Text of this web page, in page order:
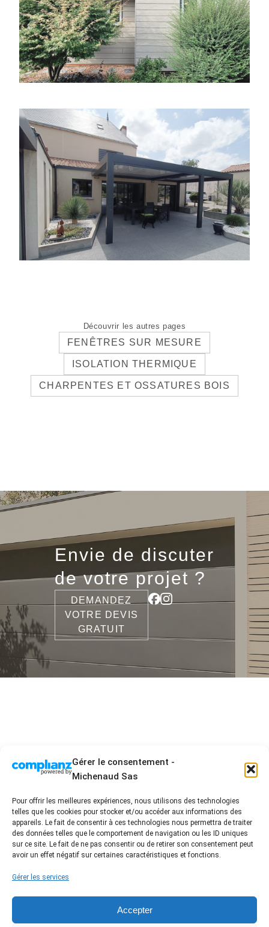
Gérer le consentement -
Michenaud Sas
Pour offrir les meilleures expériences, nous utilisons des technologies
telles que les cookies pour stocker et/ou accéder aux informations des
appareils. Le fait de consentir à ces technologies nous permettra de traiter
des données telles que le comportement de navigation ou les ID uniques
sur ce site. Le fait de ne pas consentir ou de retirer son consentement peut
avoir un effet négatif sur certaines caractéristiques et fonctions.
Gérer les services
Accepter
Découvrir les autres pages
FENÊTRES SUR MESURE
ISOLATION THERMIQUE
CHARPENTES ET OSSATURES BOIS
Envie de discuter
de votre projet ?
DEMANDEZ
VOTRE DEVIS
GRATUIT
2 Allée Blaise Pascal - ZA les acacias 3 - 85430 La
Boissière des Landes
02 51 94 01 96 - contact@damienmichenaud.fr
Accueil
Entreprise artisanale engagée
FAQ / Conseil